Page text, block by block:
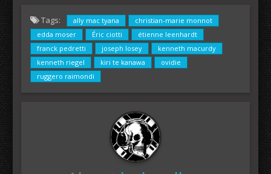
Tags: ally mac tyana
christian-marie monnot
edda moser
Éric ciotti
étienne leenhardt
franck pedretti
joseph losey
kenneth macurdy
kenneth riegel
kiri te kanawa
ovidie
ruggero raimondi